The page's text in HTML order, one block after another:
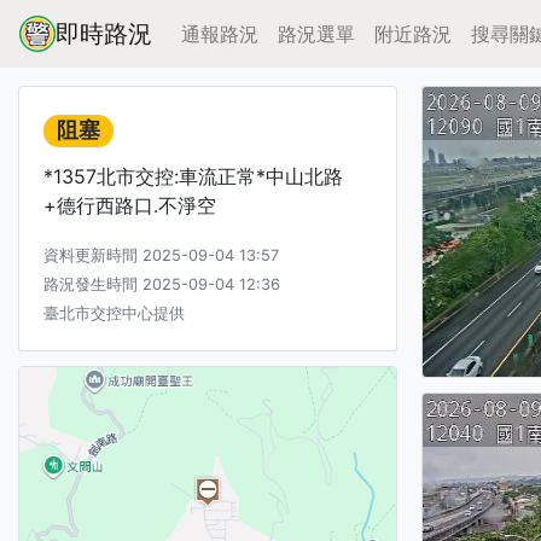
即時路況 通報路況 路況選單 附近路況 搜尋關
阻塞
*1357北市交控:車流正常*中山北路
+德行西路口.不淨空
資料更新時間 2025-09-04 13:57
路況發生時間 2025-09-04 12:36
臺北市交控中心提供